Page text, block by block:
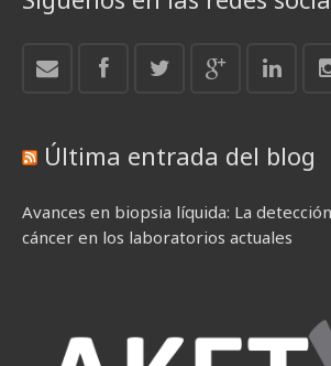
Última entrada del blog
Avances en biopsia líquida: La
cáncer en los laboratorios actuales